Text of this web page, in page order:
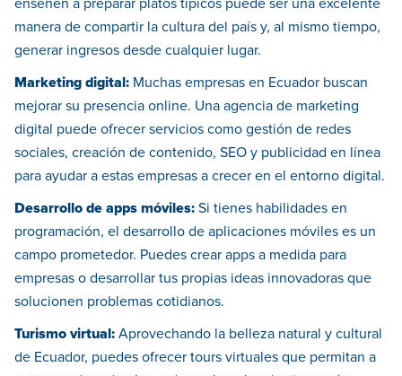
enseñen a preparar platos típicos puede ser una excelente
manera de compartir la cultura del país y, al mismo tiempo,
generar ingresos desde cualquier lugar.
Marketing digital: Muchas empresas en Ecuador buscan
mejorar su presencia online. Una agencia de marketing
digital puede ofrecer servicios como gestión de redes
sociales, creación de contenido, SEO y publicidad en línea
para ayudar a estas empresas a crecer en el entorno digital.
Desarrollo de apps móviles: Si tienes habilidades en
programación, el desarrollo de aplicaciones móviles es un
campo prometedor. Puedes crear apps a medida para
empresas o desarrollar tus propias ideas innovadoras que
solucionen problemas cotidianos.
Turismo virtual: Aprovechando la belleza natural y cultural
de Ecuador, puedes ofrecer tours virtuales que permitan a